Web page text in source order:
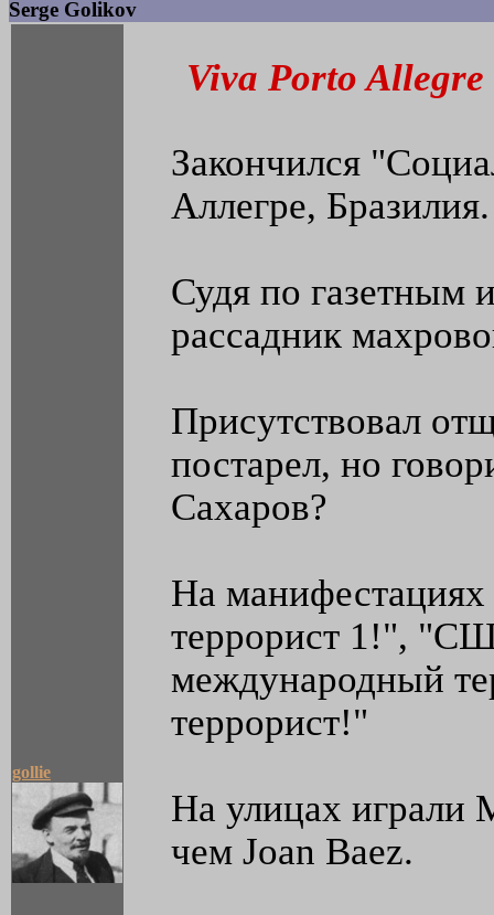
Serge Golikov
gollie
Viva Porto Allegre
Закончился
Аллегре, Бразилия.
Судя по газетным
рассадник
Присутствовал
постарел, но
Сахаров?
На
террорист 1!",
международный
террорист!"
На улицах играли
чем Joan Baez.